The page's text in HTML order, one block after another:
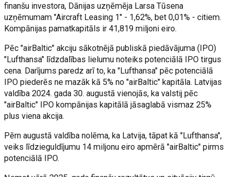
finanšu investora, Dānijas uzņēmēja Larsa Tūsena
uzņēmumam "Aircraft Leasing 1" - 1,62%, bet 0,01% - citiem.
Kompānijas pamatkapitāls ir 41,819 miljoni eiro.
Pēc "airBaltic" akciju sākotnējā publiskā piedāvājuma (IPO)
"Lufthansa" līdzdalības lielumu noteiks potenciālā IPO tirgus
cena. Darījums paredz arī to, ka "Lufthansa" pēc potenciālā
IPO piederēs ne mazāk kā 5% no "airBaltic" kapitāla. Latvijas
valdība 2024. gada 30. augustā vienojās, ka valstij pēc
"airBaltic" IPO kompānijas kapitālā jāsaglabā vismaz 25%
plus viena akcija.
Pērn augustā valdība nolēma, ka Latvija, tāpat kā "Lufthansa",
veiks līdzieguldījumu 14 miljonu eiro apmērā "airBaltic" pirms
potenciālā IPO.